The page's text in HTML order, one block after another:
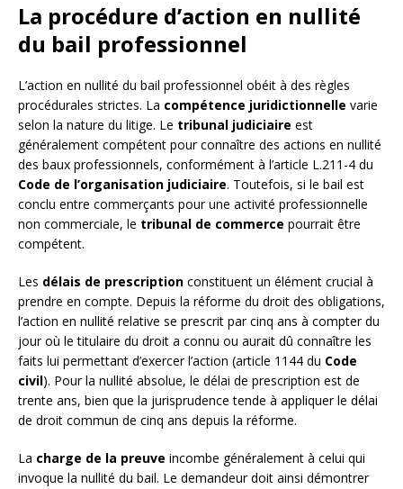
La procédure d’action en nullité
du bail professionnel
L’action en nullité du bail professionnel obéit à des règles
procédurales strictes. La compétence juridictionnelle varie
selon la nature du litige. Le tribunal judiciaire est
généralement compétent pour connaître des actions en nullité
des baux professionnels, conformément à l’article L.211-4 du
Code de l’organisation judiciaire. Toutefois, si le bail est
conclu entre commerçants pour une activité professionnelle
non commerciale, le tribunal de commerce pourrait être
compétent.
Les délais de prescription constituent un élément crucial à
prendre en compte. Depuis la réforme du droit des obligations,
l’action en nullité relative se prescrit par cinq ans à compter du
jour où le titulaire du droit a connu ou aurait dû connaître les
faits lui permettant d’exercer l’action (article 1144 du Code
civil). Pour la nullité absolue, le délai de prescription est de
trente ans, bien que la jurisprudence tende à appliquer le délai
de droit commun de cinq ans depuis la réforme.
La charge de la preuve incombe généralement à celui qui
invoque la nullité du bail. Le demandeur doit ainsi démontrer